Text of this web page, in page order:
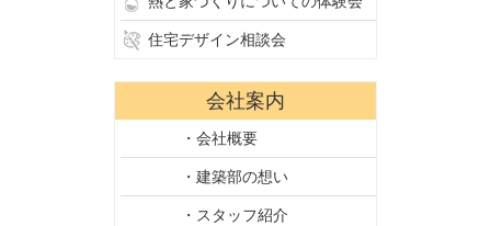
住宅デザイン相談会
会社案内
・会社概要
・建築部の想い
・スタッフ紹介